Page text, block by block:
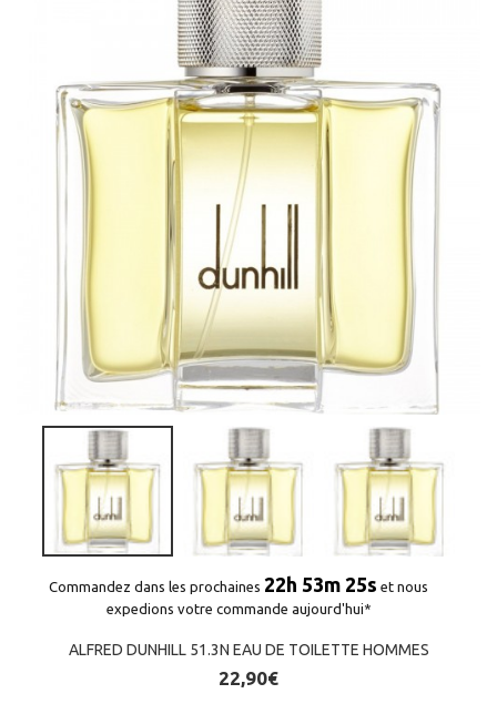
Commandez dans les prochaines 22h 53m 25s et nous
expedions votre commande aujourd'hui*
ALFRED DUNHILL 51.3N EAU DE TOILETTE HOMMES
22,90€